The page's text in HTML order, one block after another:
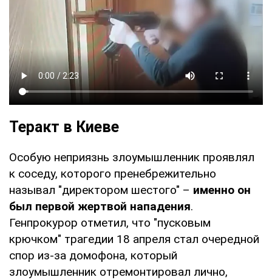
Теракт в Киеве
Особую неприязнь злоумышленник проявлял
к соседу, которого пренебрежительно
называл "директором шестого" – именно он
был первой жертвой нападения.
Генпрокурор отметил, что "пусковым
крючком" трагедии 18 апреля стал очередной
спор из-за домофона, который
злоумышленник отремонтировал лично,